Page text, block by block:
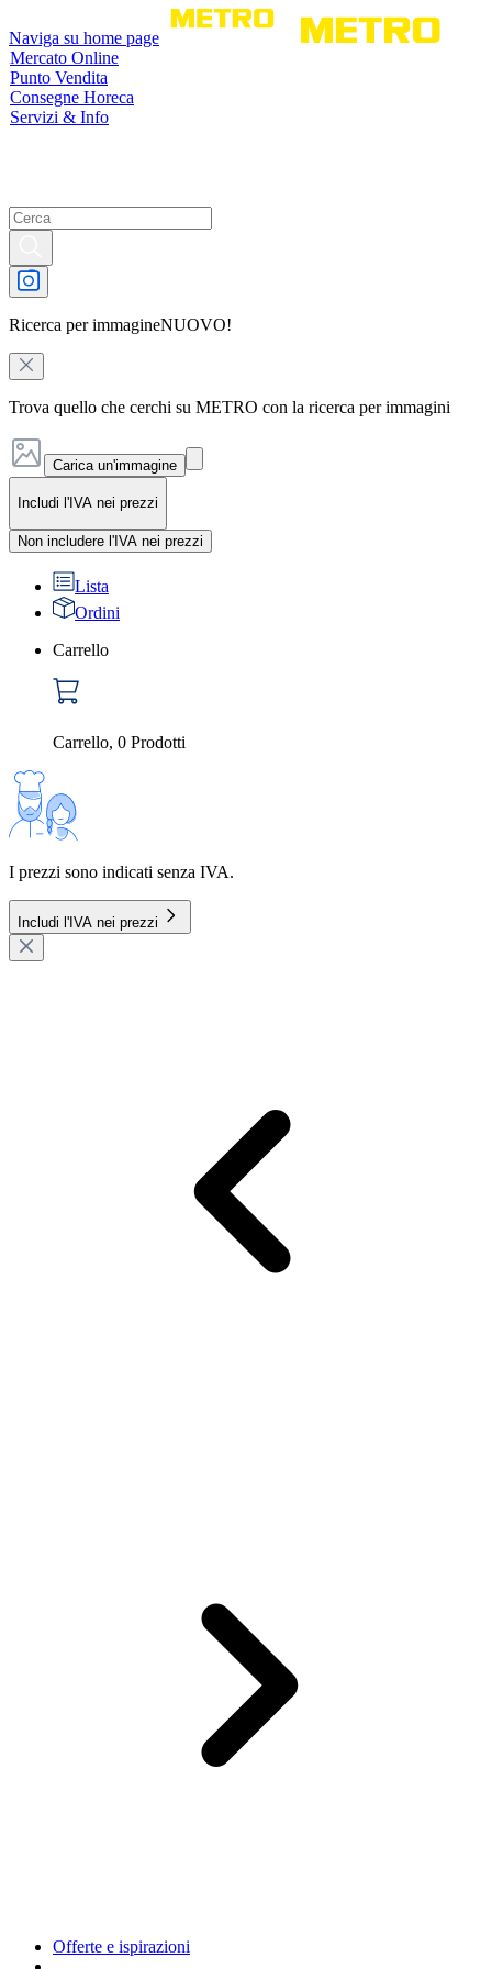
Naviga su home page
Mercato Online
Punto Vendita
Consegne Horeca
Servizi & Info
Ricerca per immagineNUOVO!
Trova quello che cerchi su METRO con la ricerca per immagini
Carica un'immagine
Includi l'IVA nei prezzi
Non includere l'IVA nei prezzi
Lista
Ordini
Carrello
Carrello, 0 Prodotti
I prezzi sono indicati senza IVA.
Includi l'IVA nei prezzi
Offerte e ispirazioni